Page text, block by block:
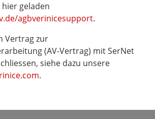
geladen
agbverinicesupport.
Vertrag zur
(AV-Vertrag) mit SerNet
siehe dazu unsere
.